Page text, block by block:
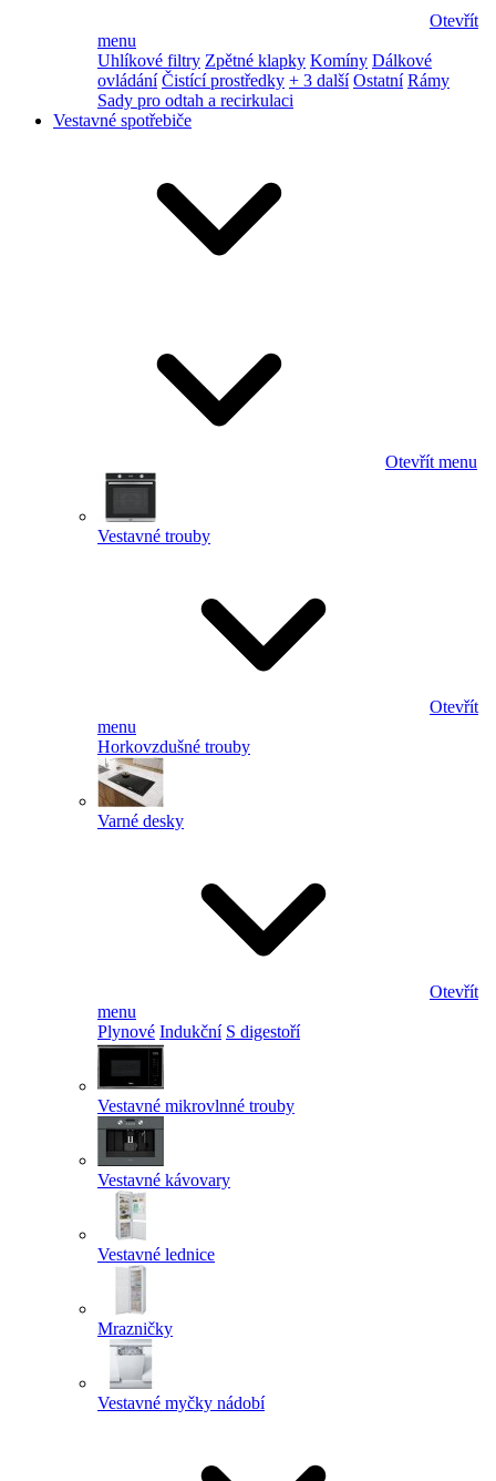
Otevřít
menu
Uhlíkové filtry Zpětné klapky Komíny Dálkové
ovládání Čistící prostředky + 3 další Ostatní Rámy
Sady pro odtah a recirkulaci
Vestavné spotřebiče
Otevřít menu
Vestavné trouby
Otevřít
menu
Horkovzdušné trouby
Varné desky
Otevřít
menu
Plynové Indukční S digestoří
Vestavné mikrovlnné trouby
Vestavné kávovary
Vestavné lednice
Mrazničky
Vestavné myčky nádobí